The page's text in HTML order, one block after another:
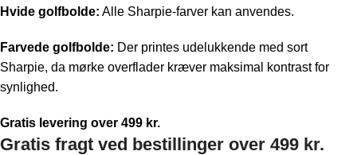
Hvide golfbolde: Alle Sharpie-farver kan anvendes.
Farvede golfbolde: Der printes udelukkende med sort
Sharpie, da mørke overflader kræver maksimal kontrast for
synlighed.
Gratis levering over 499 kr.
Gratis fragt ved bestillinger over 499 kr.